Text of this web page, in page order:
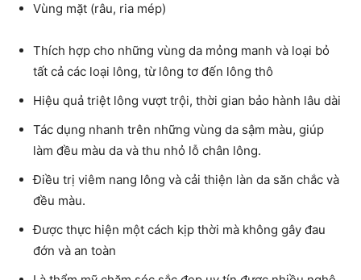
Vùng mặt (râu, ria mép)
Thích hợp cho những vùng da mỏng manh và loại bỏ
tất cả các loại lông, từ lông tơ đến lông thô
Hiệu quả triệt lông vượt trội, thời gian bảo hành lâu dài
Tác dụng nhanh trên những vùng da sậm màu, giúp
làm đều màu da và thu nhỏ lỗ chân lông.
Điều trị viêm nang lông và cải thiện làn da săn chắc và
đều màu.
Được thực hiện một cách kịp thời mà không gây đau
đớn và an toàn